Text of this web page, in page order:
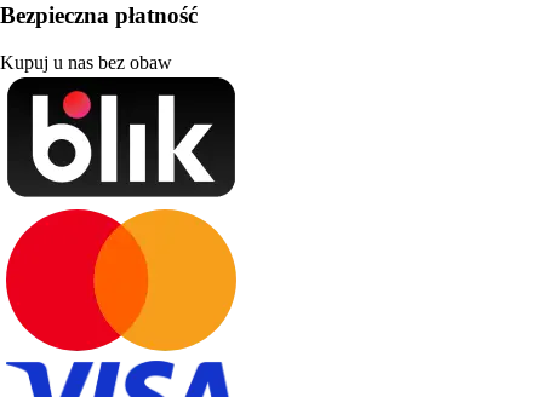
Bezpieczna płatność
Kupuj u nas bez obaw